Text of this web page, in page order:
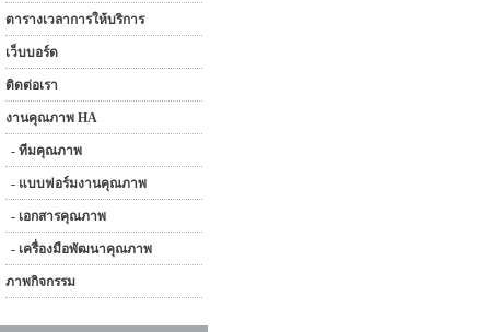
ตารางเวลาการให้บริการ
เว็บบอร์ด
ติดต่อเรา
งานคุณภาพ HA
- ทีมคุณภาพ
- แบบฟอร์มงานคุณภาพ
- เอกสารคุณภาพ
- เครื่องมือพัฒนาคุณภาพ
ภาพกิจกรรม